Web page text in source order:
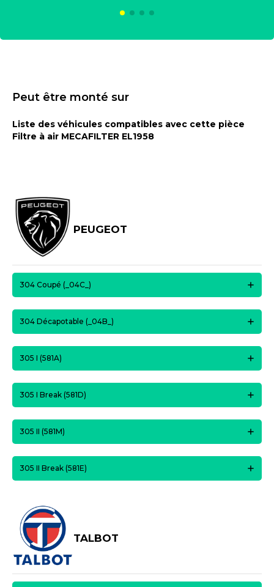
Peut être monté sur
Liste des véhicules compatibles avec cette pièce
Filtre à air MECAFILTER EL1958
PEUGEOT
304 Coupé (_04C_)
304 Décapotable (_04B_)
305 I (581A)
305 I Break (581D)
305 II (581M)
305 II Break (581E)
TALBOT